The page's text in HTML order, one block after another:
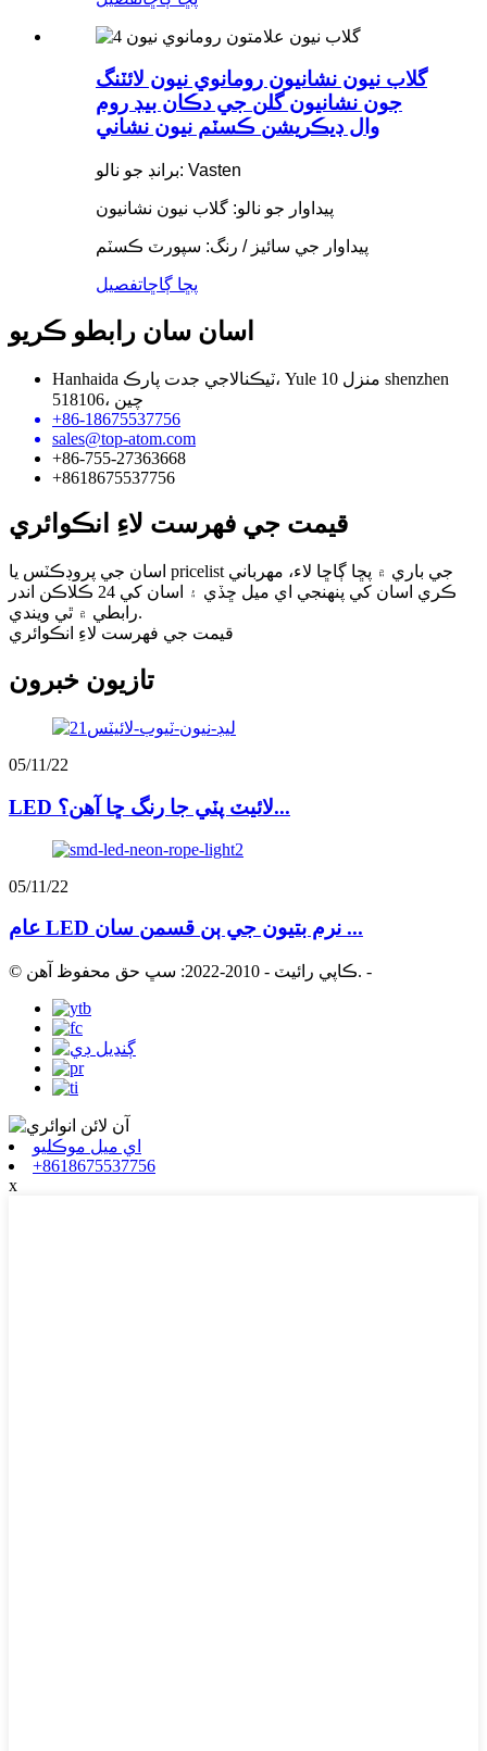
گلاب نيون نشانيون رومانوي نيون لائٽنگ
جون نشانيون گلن جي دڪان بيڊ روم
وال ڊيڪريشن ڪسٽم نيون نشاني
برانڊ جو نالو: Vasten
پيداوار جو نالو: گلاب نيون نشانيون
پيداوار جي سائيز / رنگ: سپورٽ ڪسٽم
پڇا ڳاڇاتفصيل
اسان سان رابطو ڪريو
Hanhaida ٽيڪنالاجي جدت پارڪ، Yule 10 منزل shenzhen
518106، چين
+86-18675537756
sales@top-atom.com
+86-755-27363668
+8618675537756
قيمت جي فهرست لاءِ انڪوائري
اسان جي پروڊڪٽس يا pricelist جي باري ۾ پڇا ڳاڇا لاء، مهرباني
ڪري اسان کي پنهنجي اي ميل ڇڏي ۽ اسان کي 24 ڪلاڪن اندر
رابطي ۾ ٿي ويندي.
قيمت جي فهرست لاءِ انڪوائري
تازيون خبرون
05/11/22
LED لائيٽ پٽي جا رنگ ڇا آهن؟...
05/11/22
عام LED نرم بتيون جي ٻن قسمن سان ...
© ڪاپي رائيٽ - 2010-2022: سڀ حق محفوظ آهن. -
اي ميل موڪليو
+8618675537756
x